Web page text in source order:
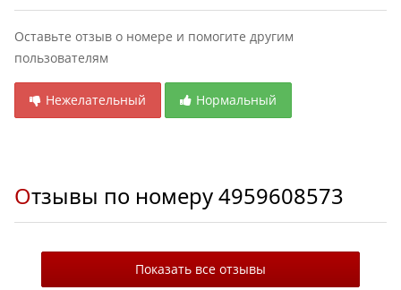
Оставьте отзыв о номере и помогите другим
пользователям
Нежелательный Нормальный
Отзывы по номеру4959608573
Показать все отзывы